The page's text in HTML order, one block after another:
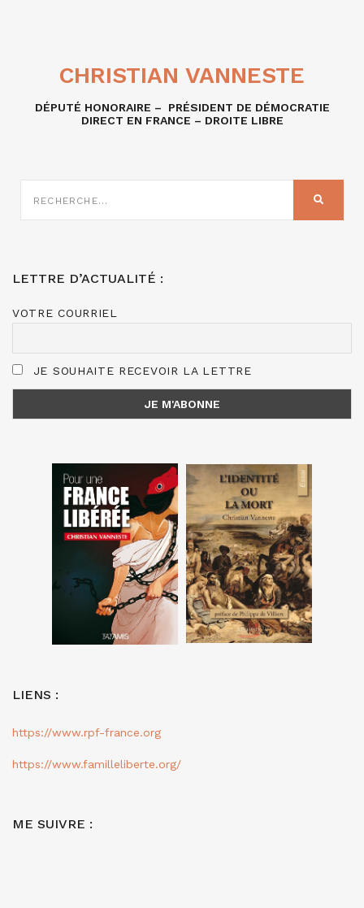
CHRISTIAN VANNESTE
DÉPUTÉ HONORAIRE – PRÉSIDENT DE DÉMOCRATIE
DIRECT EN FRANCE – DROITE LIBRE
SUR
LETTRE D’ACTUALITÉ :
VOTRE COURRIEL
JE SOUHAITE RECEVOIR LA LETTRE
LIENS :
https://www.rpf-france.org
https://www.familleliberte.org/
ME SUIVRE :